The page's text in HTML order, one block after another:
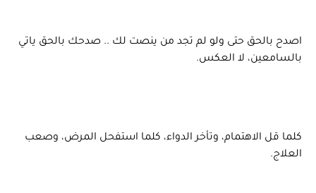
اصدح بالحق حتى ولو لم تجد من ينصت لك .. صدحك بالحق ياتي
بالسامعين، لا العكس.
كلما قل الاهتمام، وتأخر الدواء، كلما استفحل المرض، وصعب
العلاج.